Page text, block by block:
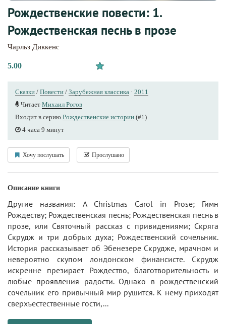
Рождественские повести: 1.
Рождественская песнь в прозе
Чарльз Диккенс
5.00
Сказки / Повести / Зарубежная классика · 2011
Читает Михаил Рогов
Входит в серию Рождественские истории (#1)
4 часа 9 минут
Хочу послушать Прослушано
Описание книги
Другие названия: A Christmas Carol in Prose; Гимн
Рождеству; Рождественская песнь; Рождественская песнь в
прозе, или Святочный рассказ с привидениями; Скряга
Скрудж и три добрых духа; Рождественский сочельник.
История рассказывает об Эбенезере Скрудже, мрачном и
невероятно скупом лондонском финансисте. Скрудж
искренне презирает Рождество, благотворительность и
любые проявления радости. Однако в рождественский
сочельник его привычный мир рушится. К нему приходят
сверхъестественные гости,...